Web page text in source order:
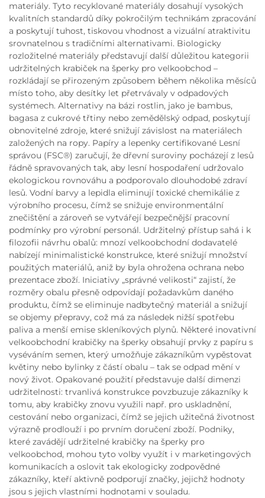
materiály. Tyto recyklované materiály dosahují vysokých
kvalitních standardů díky pokročilým technikám zpracování
a poskytují tuhost, tiskovou vhodnost a vizuální atraktivitu
srovnatelnou s tradičními alternativami. Biologicky
rozložitelné materiály představují další důležitou kategorii
udržitelných krabiček na šperky pro velkoobchod –
rozkládají se přirozeným způsobem během několika měsíců
místo toho, aby desítky let přetrvávaly v odpadových
systémech. Alternativy na bázi rostlin, jako je bambus,
bagasa z cukrové třtiny nebo zemědělský odpad, poskytují
obnovitelné zdroje, které snižují závislost na materiálech
založených na ropy. Papíry a lepenky certifikované Lesní
správou (FSC®) zaručují, že dřevní suroviny pocházejí z lesů
řádně spravovaných tak, aby lesní hospodaření udržovalo
ekologickou rovnováhu a podporovalo dlouhodobé zdraví
lesů. Vodní barvy a lepidla eliminují toxické chemikálie z
výrobního procesu, čímž se snižuje environmentální
znečištění a zároveň se vytvářejí bezpečnější pracovní
podmínky pro výrobní personál. Udržitelný přístup sahá i k
filozofii návrhu obalů: mnozí velkoobchodní dodavatelé
nabízejí minimalistické konstrukce, které snižují množství
použitých materiálů, aniž by byla ohrožena ochrana nebo
prezentace zboží. Iniciativy „správné velikosti“ zajistí, že
rozměry obalu přesně odpovídají požadavkům daného
produktu, čímž se eliminuje nadbytečný materiál a snižují
se objemy přepravy, což má za následek nižší spotřebu
paliva a menší emise skleníkových plynů. Některé inovativní
velkoobchodní krabičky na šperky obsahují prvky z papíru s
vyséváním semen, který umožňuje zákazníkům vypěstovat
květiny nebo bylinky z částí obalu – tak se odpad mění v
nový život. Opakované použití představuje další dimenzi
udržitelnosti: trvanlivá konstrukce povzbuzuje zákazníky k
tomu, aby krabičky znovu využili např. pro uskladnění,
cestování nebo organizaci, čímž se jejich užitečná životnost
výrazně prodlouží i po prvním doručení zboží. Podniky,
které zavádějí udržitelné krabičky na šperky pro
velkoobchod, mohou tyto volby využít i v marketingových
komunikacích a oslovit tak ekologicky zodpovědné
zákazníky, kteří aktivně podporují značky, jejichž hodnoty
jsou s jejich vlastními hodnotami v souladu.